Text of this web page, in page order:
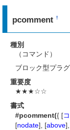
pcomment†
種別
（コマンド）
ブロック型プラ
重要度
★★★☆☆
書式
#pcomment({ [
[nodate], [above